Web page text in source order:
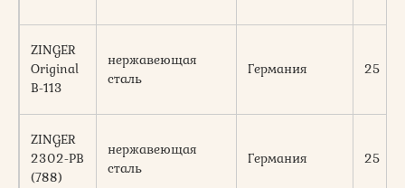
ZINGER
Original
B-113
нержавеющая
сталь
Германия 25
ZINGER
2302-PB
(788)
нержавеющая
сталь
Германия 25